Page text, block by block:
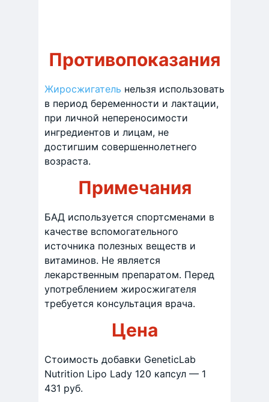
Противопоказания
Жиросжигатель нельзя использовать
в период беременности и лактации,
при личной непереносимости
ингредиентов и лицам, не
достигшим совершеннолетнего
возраста.
Примечания
БАД используется спортсменами в
качестве вспомогательного
источника полезных веществ и
витаминов. Не является
лекарственным препаратом. Перед
употреблением жиросжигателя
требуется консультация врача.
Цена
Стоимость добавки GeneticLab
Nutrition Lipo Lady 120 капсул — 1
431 руб.